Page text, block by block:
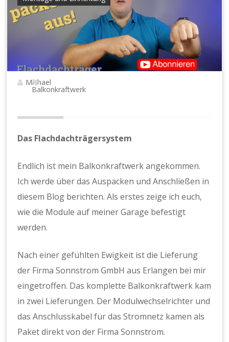
Michael
Balkonkraftwerk
Das Flachdachträgersystem
Endlich ist mein Balkonkraftwerk angekommen.
Ich werde über das Auspacken und Anschließen in
diesem Blog berichten. Als erstes zeige ich euch,
wie die Module auf meiner Garage befestigt
werden.
Nach einer gefühlten Ewigkeit ist die Lieferung
der Firma Sonnstrom GmbH aus Erlangen bei mir
eingetroffen. Das komplette Balkonkraftwerk kam
in zwei Lieferungen. Der Modulwechselrichter und
das Anschlusskabel für das Stromnetz kamen als
Paket direkt von der Firma Sonnstrom.